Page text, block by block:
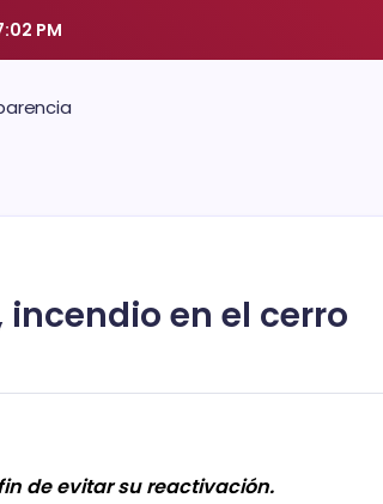
PM
incendio en el cerro
de evitar su reactivación.